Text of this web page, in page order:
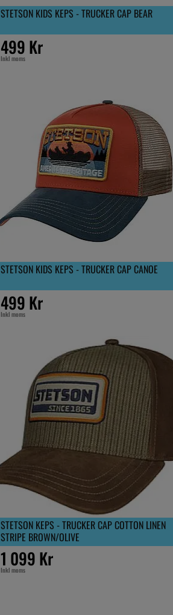
STETSON KIDS KEPS - TRUCKER CAP BEAR
499 Kr
Inkl moms
STETSON KIDS KEPS - TRUCKER CAP CANOE
499 Kr
Inkl moms
STETSON KEPS - TRUCKER CAP COTTON LINEN
STRIPE BROWN/OLIVE
1 099 Kr
Inkl moms